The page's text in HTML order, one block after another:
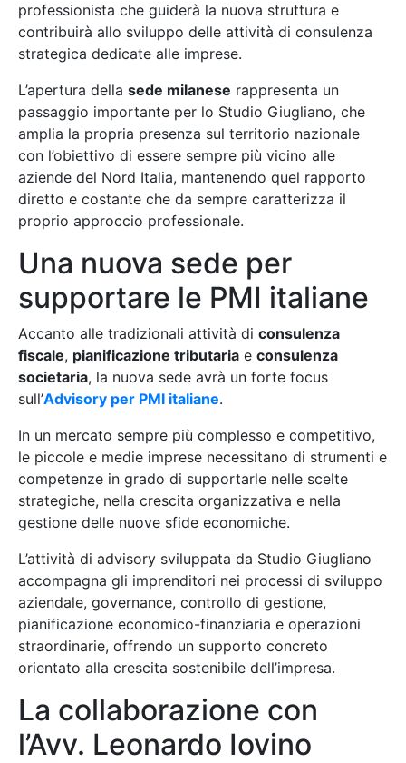
professionista che guiderà la nuova struttura e
contribuirà allo sviluppo delle attività di consulenza
strategica dedicate alle imprese.
L’apertura della sede milanese rappresenta un
passaggio importante per lo Studio Giugliano, che
amplia la propria presenza sul territorio nazionale
con l’obiettivo di essere sempre più vicino alle
aziende del Nord Italia, mantenendo quel rapporto
diretto e costante che da sempre caratterizza il
proprio approccio professionale.
Una nuova sede per
supportare le PMI italiane
Accanto alle tradizionali attività di consulenza
fiscale, pianificazione tributaria e consulenza
societaria, la nuova sede avrà un forte focus
sull’Advisory per PMI italiane.
In un mercato sempre più complesso e competitivo,
le piccole e medie imprese necessitano di strumenti e
competenze in grado di supportarle nelle scelte
strategiche, nella crescita organizzativa e nella
gestione delle nuove sfide economiche.
L’attività di advisory sviluppata da Studio Giugliano
accompagna gli imprenditori nei processi di sviluppo
aziendale, governance, controllo di gestione,
pianificazione economico-finanziaria e operazioni
straordinarie, offrendo un supporto concreto
orientato alla crescita sostenibile dell’impresa.
La collaborazione con
l’Avv. Leonardo Iovino